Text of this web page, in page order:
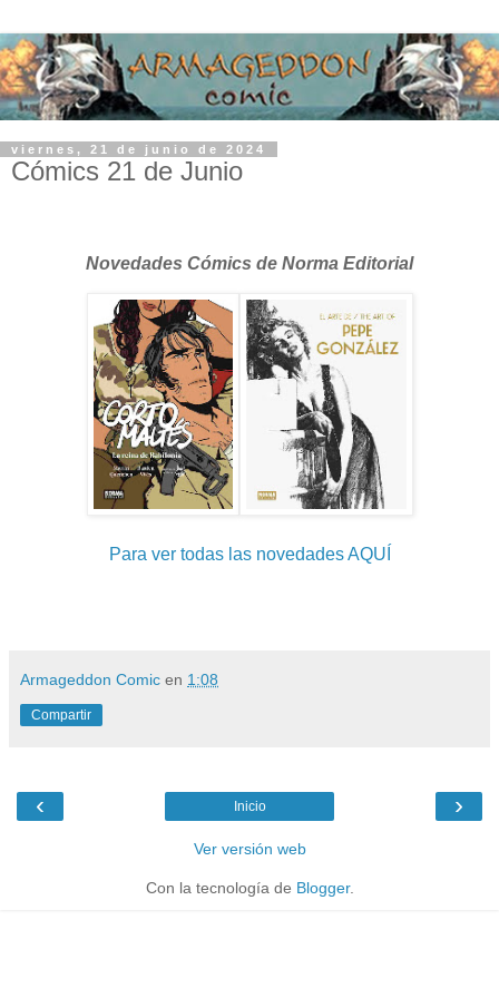
viernes, 21 de junio de 2024
Cómics 21 de Junio
Novedades Cómics de Norma Editorial
Para ver todas las novedades AQUÍ
Armageddon Comic en 1:08
Compartir
‹ ›
Inicio
Ver versión web
Con la tecnología de Blogger.